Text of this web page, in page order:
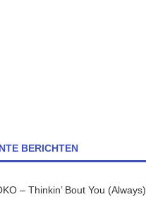
BERICHTEN
– Thinkin’ Bout You (Always)